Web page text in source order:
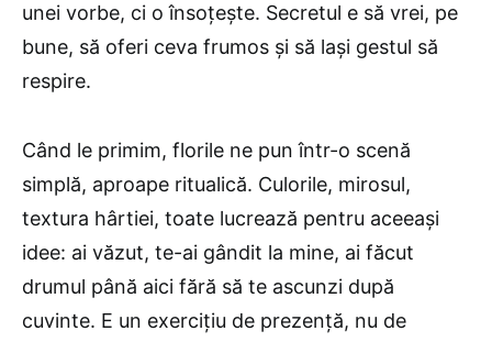
unei vorbe, ci o însoțește. Secretul e să vrei, pe
bune, să oferi ceva frumos și să lași gestul să
respire.
Când le primim, florile ne pun într-o scenă
simplă, aproape ritualică. Culorile, mirosul,
textura hârtiei, toate lucrează pentru aceeași
idee: ai văzut, te-ai gândit la mine, ai făcut
drumul până aici fără să te ascunzi după
cuvinte. E un exercițiu de prezență, nu de